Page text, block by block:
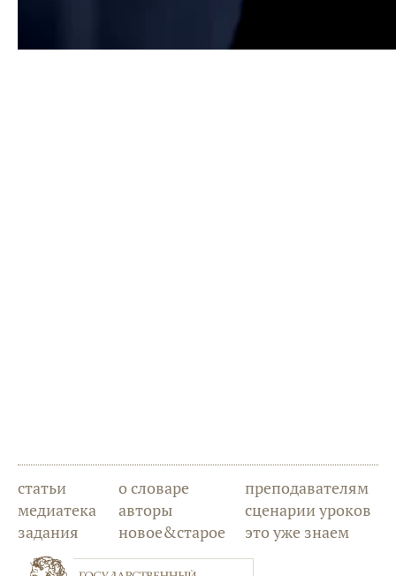
статьи
медиатека
задания
о словаре
авторы
новое&старое
преподавателям
сценарии уроков
это уже знаем